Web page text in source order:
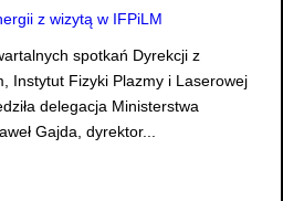
spotkań Dyrekcji z
Instytut Fizyki Plazmy i Laserowej
delegacja Ministerstwa
Gajda, dyrektor...